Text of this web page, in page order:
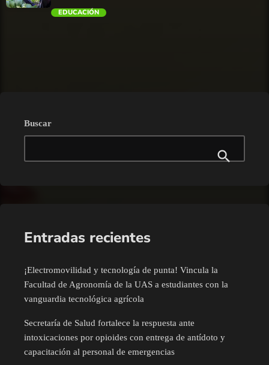
EDUCACIÓN
Buscar
Entradas recientes
¡Electromovilidad y tecnología de punta! Vincula la
Facultad de Agronomía de la UAS a estudiantes con la
vanguardia tecnológica agrícola
Secretaría de Salud fortalece la respuesta ante
intoxicaciones por opioides con entrega de antídoto y
capacitación al personal de emergencias